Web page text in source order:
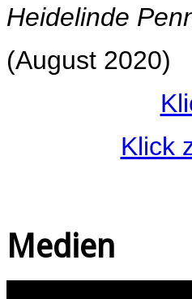
Heidelinde
(August 2020)
Klick
Medien